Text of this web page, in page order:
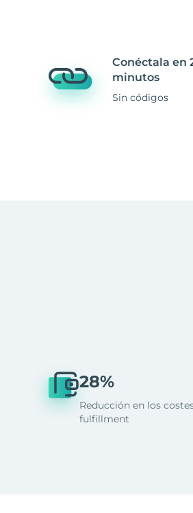
Conéctala en
minutos
Sin códigos
28%
Reducción en los
fulfillment